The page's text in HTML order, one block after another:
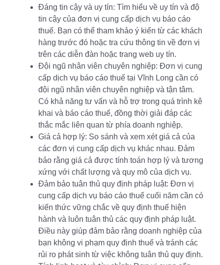
Đáng tin cậy và uy tín: Tìm hiểu về uy tín và độ
tin cậy của đơn vị cung cấp dịch vụ báo cáo
thuế. Bạn có thể tham khảo ý kiến từ các khách
hàng trước đó hoặc tra cứu thông tin về đơn vị
trên các diễn đàn hoặc trang web uy tín.
Đội ngũ nhân viên chuyên nghiệp: Đơn vị cung
cấp dịch vụ báo cáo thuế tại Vĩnh Long cần có
đội ngũ nhân viên chuyên nghiệp và tận tâm.
Có khả năng tư vấn và hỗ trợ trong quá trình kê
khai và báo cáo thuế, đồng thời giải đáp các
thắc mắc liên quan từ phía doanh nghiệp.
Giá cả hợp lý: So sánh và xem xét giá cả của
các đơn vị cung cấp dịch vụ khác nhau. Đảm
bảo rằng giá cả được tính toán hợp lý và tương
xứng với chất lượng và quy mô của dịch vụ.
Đảm bảo tuân thủ quy định pháp luật: Đơn vị
cung cấp dịch vụ báo cáo thuế cuối năm cần có
kiến thức vững chắc về quy định thuế hiện
hành và luôn tuân thủ các quy định pháp luật.
Điều này giúp đảm bảo rằng doanh nghiệp của
bạn không vi phạm quy định thuế và tránh các
rủi ro phát sinh từ việc không tuân thủ quy định.